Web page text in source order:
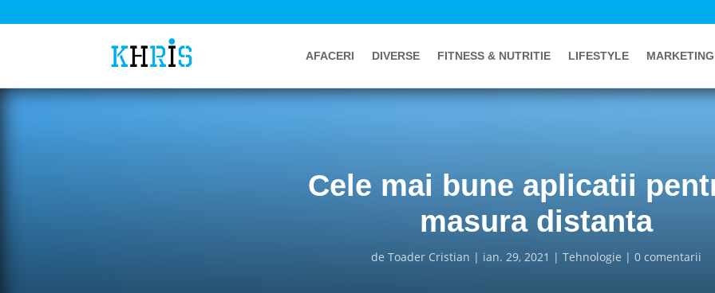
AFACERI DIVERSE FITNESS & NUTRITIE LIFESTYLE MARKETING
Cele mai bune aplicatii
masura distanta
de Toader Cristian ian. 29, 2021 Tehnologie 0 comentarii